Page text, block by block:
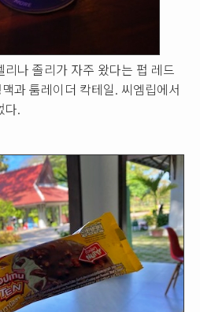
나 졸리가 자주 왔다는 펍 레드
과 툼레이더 칵테일. 씨엠립에서
다.